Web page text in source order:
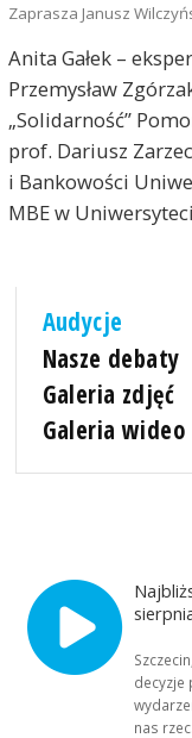
Zaprasza Janusz
Anita Gałek –
Przemysław
„Solidarność”
prof. Dariusz
i Bankowości
MBE w
Audycje
Nasze debaty
Galeria zdjęć
Galeria wideo
decyzje
nas